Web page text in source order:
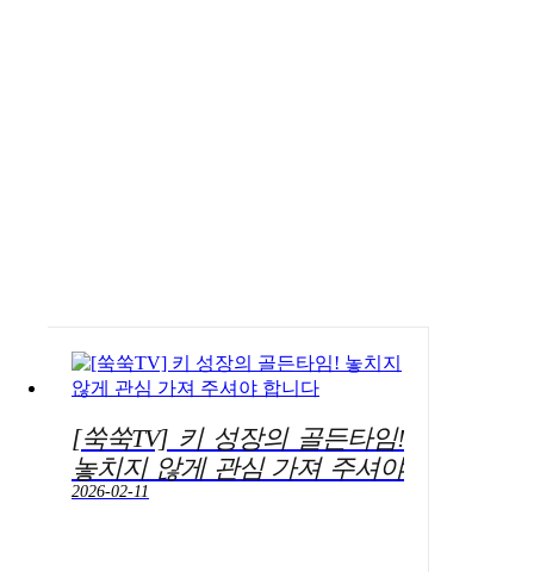
[쑥쑥TV] 키 성장의 골든타임!
놓치지 않게 관심 가져 주셔야
합니다
2026-02-11